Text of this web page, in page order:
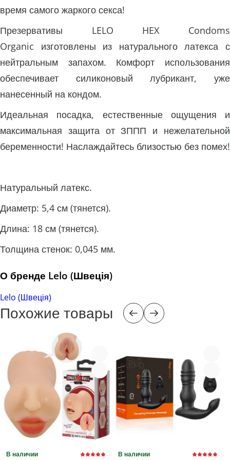
время самого жаркого секса!
Презервативы LELO HEX Condoms
Organic изготовлены из натурального латекса с
нейтральным запахом. Комфорт использования
обеспечивает силиконовый лубрикант, уже
нанесенный на кондом.
Идеальная посадка, естественные ощущения и
максимальная защита от ЗППП и нежелательной
беременности! Наслаждайтесь близостью без помех!
Натуральный латекс.
Диаметр: 5,4 см (тянется).
Длина: 18 см (тянется).
Толщина стенок: 0,045 мм.
О бренде Lelo (Швеція)
Lelo (Швеція)
Похожие товары
В наличии В наличии